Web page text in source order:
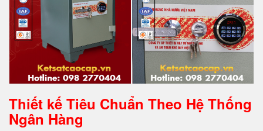
Thiết kế Tiêu Chuẩn Theo Hệ Thống
Ngân Hàng